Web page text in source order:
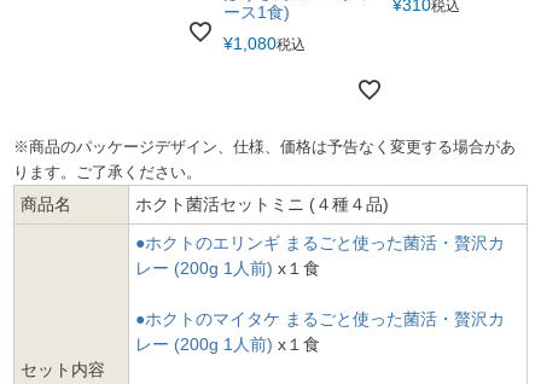
ース1食)
¥1,080税込
¥310税込
※商品のパッケージデザイン、仕様、価格は予告なく変更する場合があ
ります。ご了承ください。
商品名 ホクト菌活セットミニ (４種４品)
セット内容
●ホクトのエリンギ まるごと使った菌活・贅沢カ
レー (200g 1人前) x１食
●ホクトのマイタケ まるごと使った菌活・贅沢カ
レー (200g 1人前) x１食